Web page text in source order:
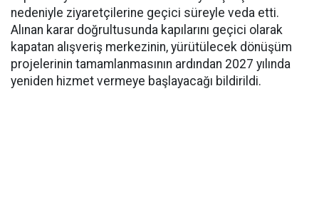
nedeniyle ziyaretçilerine geçici süreyle veda etti.
Alınan karar doğrultusunda kapılarını geçici olarak
kapatan alışveriş merkezinin, yürütülecek dönüşüm
projelerinin tamamlanmasının ardından 2027 yılında
yeniden hizmet vermeye başlayacağı bildirildi.